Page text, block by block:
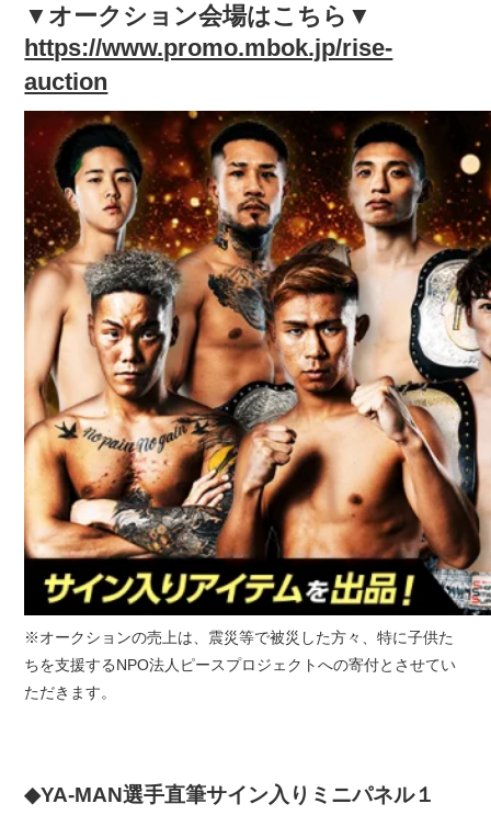
▼オークション会場はこちら▼
https://www.promo.mbok.jp/rise-
auction
※オークションの売上は、震災等で被災した方々、特に子供た
ちを支援するNPO法人ピースプロジェクトへの寄付とさせてい
ただきます。
◆YA-MAN選手直筆サイン入りミニパネル１